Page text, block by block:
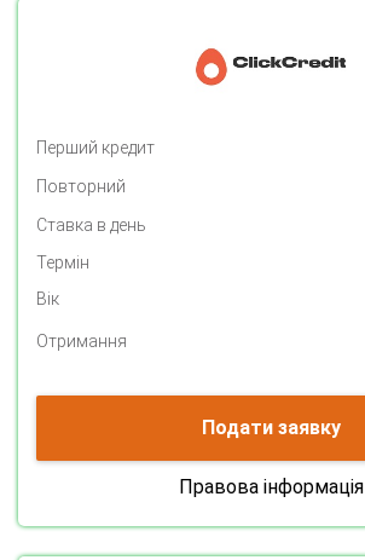
Перший кредит
Повторний
Ставка в день
Термін
Вік
Отримання
Подати заявку
Правова інформація